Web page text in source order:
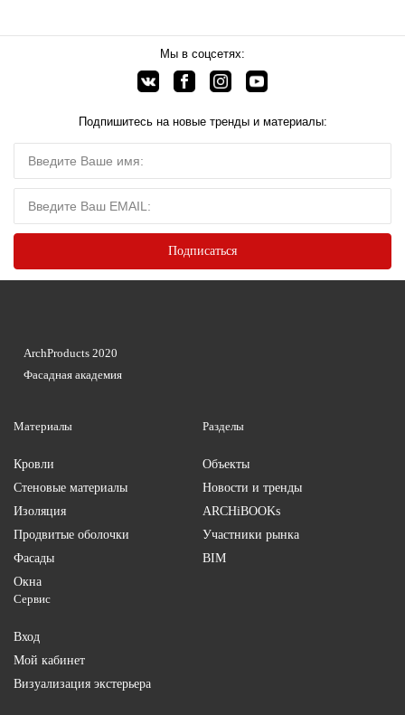
Мы в соцсетях:
Подпишитесь на новые тренды и материалы:
Материалы
Кровли
Стеновые материалы
Изоляция
Продвитые оболочки
Фасады
Окна
Разделы
Объекты
Новости и тренды
ARCHiBOOKs
Участники рынка
BIM
Сервис
Вход
Мой кабинет
Визуализация экстерьера
ArchProducts 2020
Фасадная академия